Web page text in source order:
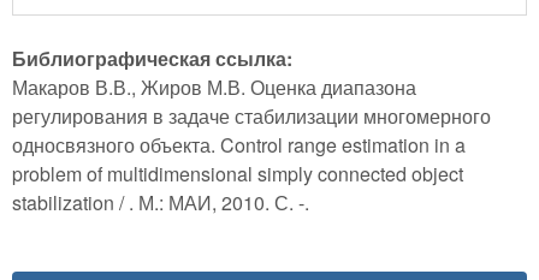
Библиографическая ссылка:
Макаров В.В., Жиров М.В. Оценка диапазона
регулирования в задаче стабилизации многомерного
односвязного объекта. Control range estimation in a
problem of multidimensional simply connected object
stabilization / . М.: МАИ, 2010. С. -.